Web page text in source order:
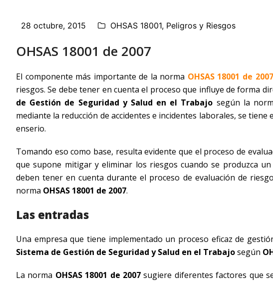
28 octubre, 2015 OHSAS 18001, Peligros y Riesgos
OHSAS 18001 de 2007
El componente más importante de la norma OHSAS 18001 de 2007
riesgos. Se debe tener en cuenta el proceso que influye de forma
de Gestión de Seguridad y Salud en el Trabajo según la
mediante la reducción de accidentes e incidentes laborales, se
enserio.
Tomando eso como base, resulta evidente que el proceso de
que supone mitigar y eliminar los riesgos cuando se produzca
deben tener en cuenta durante el proceso de evaluación de
norma OHSAS 18001 de 2007.
Las entradas
Una empresa que tiene implementado un proceso eficaz de
Sistema de Gestión de Seguridad y Salud en el Trabajosegún
La norma OHSAS 18001 de 2007sugiere diferentes factores que